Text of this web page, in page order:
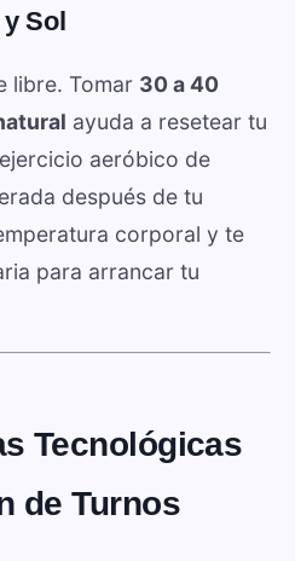
Sol
libre. Tomar 30 a 40
ayuda a resetear tu
aeróbico de
después de tu
corporal y te
para arrancar tu
Tecnológicas
de Turnos